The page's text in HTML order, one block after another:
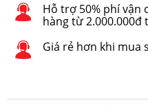
Hỗ trợ 50% phí vận
hàng từ 2.000.000đ
Giá rẻ hơn khi mua